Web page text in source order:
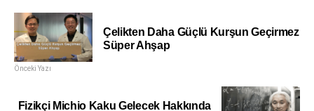
Çelikten Daha Güçlü Kurşun Geçirmez
Süper Ahşap
Önceki Yazı
Fizikçi Michio Kaku Gelecek Hakkında